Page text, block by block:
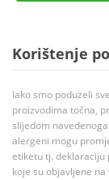
Korištenje
Iako smo poduzeli
proizvodima točna,
slijedom
alergeni mogu
etiketu tj. deklaraciju
koje su objavljene